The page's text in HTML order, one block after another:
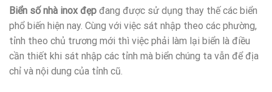
Biển số nhà inox đẹp đang được sử dụng thay thế các biển
phổ biến hiện nay. Cùng với việc sát nhập theo các phường,
tỉnh theo chủ trương mới thì việc phải làm lại biển là điều
cần thiết khi sát nhập các tỉnh mà biển chúng ta vẫn để địa
chỉ và nội dung của tỉnh cũ.